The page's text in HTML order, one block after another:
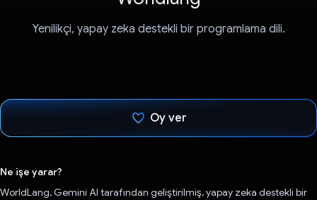
Yenilikçi, yapay zeka destekli bir programlama dili.
Oy ver
Ne işe yarar?
WorldLang, Gemini AI tarafından geliştirilmiş, yapay zeka destekli bir